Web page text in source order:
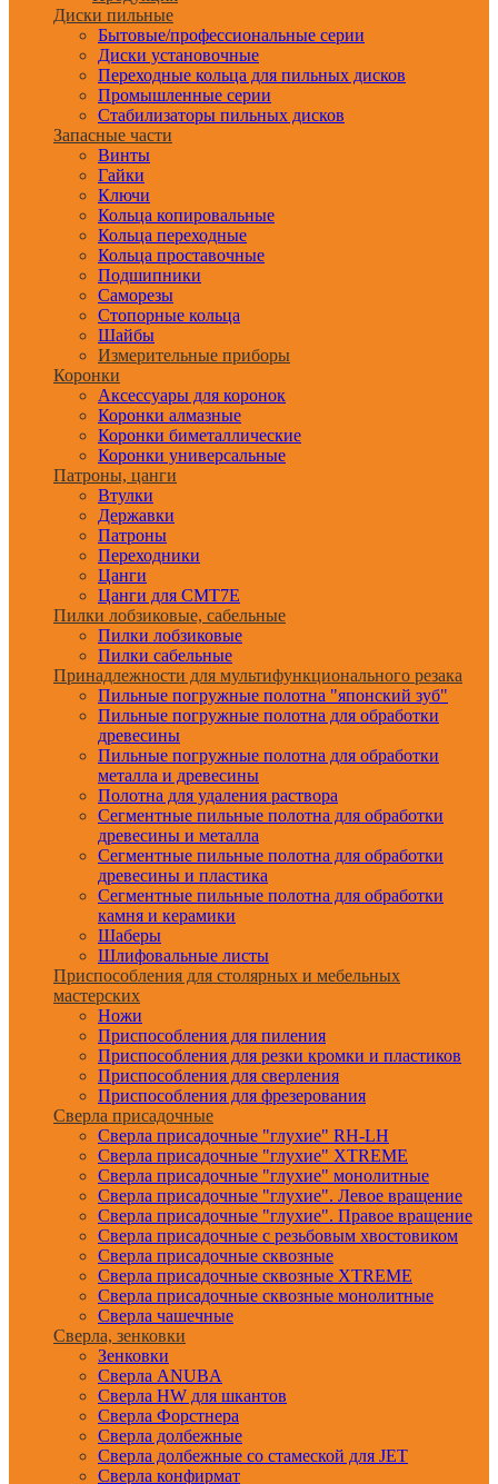
Диски пильные
Бытовые/профессиональные серии
Диски установочные
Переходные кольца для пильных дисков
Промышленные серии
Стабилизаторы пильных дисков
Запасные части
Винты
Гайки
Ключи
Кольца копировальные
Кольца переходные
Кольца проставочные
Подшипники
Саморезы
Стопорные кольца
Шайбы
Измерительные приборы
Коронки
Аксессуары для коронок
Коронки алмазные
Коронки биметаллические
Коронки универсальные
Патроны, цанги
Втулки
Державки
Патроны
Переходники
Цанги
Цанги для CMT7E
Пилки лобзиковые, сабельные
Пилки лобзиковые
Пилки сабельные
Принадлежности для мультифункционального резака
Пильные погружные полотна "японский зуб"
Пильные погружные полотна для обработки
древесины
Пильные погружные полотна для обработки
металла и древесины
Полотна для удаления раствора
Сегментные пильные полотна для обработки
древесины и металла
Сегментные пильные полотна для обработки
древесины и пластика
Сегментные пильные полотна для обработки
камня и керамики
Шаберы
Шлифовальные листы
Приспособления для столярных и мебельных
мастерских
Ножи
Приспособления для пиления
Приспособления для резки кромки и пластиков
Приспособления для сверления
Приспособления для фрезерования
Сверла присадочные
Сверла присадочные "глухие" RH-LH
Сверла присадочные "глухие" XTREME
Сверла присадочные "глухие" монолитные
Сверла присадочные "глухие". Левое вращение
Сверла присадочные "глухие". Правое вращение
Сверла присадочные с резьбовым хвостовиком
Сверла присадочные сквозные
Сверла присадочные сквозные XTREME
Сверла присадочные сквозные монолитные
Сверла чашечные
Сверла, зенковки
Зенковки
Сверла ANUBA
Сверла HW для шкантов
Сверла Форстнера
Сверла долбежные
Сверла долбежные со стамеской для JET
Сверла конфирмат